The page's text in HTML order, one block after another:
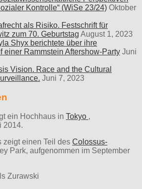
Kontrolle“ (WiSe 23/24) Oktober
als Risiko. Festschrift für
zum 70. Geburtstag August 1, 2023
Shyx berichtete über ihre
einer Rammstein Aftershow-Party Juni
Vision. Race and the Cultural
Juni 7, 2023
ein Hochhaus in Tokyo ,
2014.
zeigt einen Teil des Colossus-
Park, aufgenommen im September
Zurawski